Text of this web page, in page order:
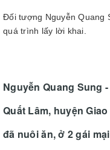
Đối tượng Nguyễn Quang
quá trình lấy lời khai.
Nguyễn Quang Sung
Quất Lâm, huyện
đã nuôi ăn, ở 2 gái